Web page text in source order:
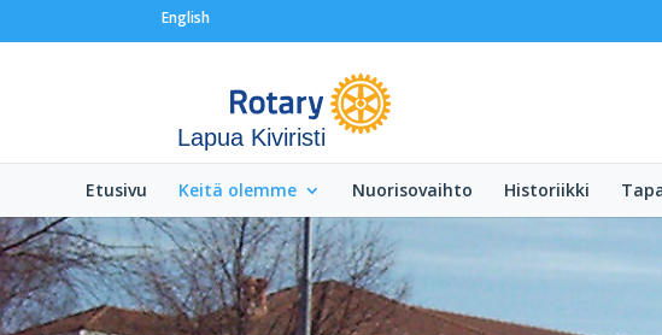
English
Lapua Kiviristi
Etusivu Keitä olemme Nuorisovaihto Historiikki